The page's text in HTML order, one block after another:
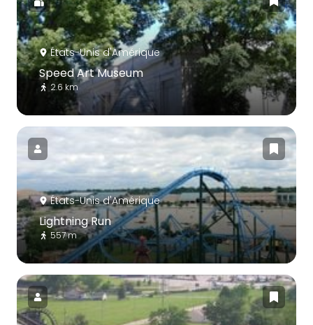
États-Unis d'Amérique
Speed Art Museum
2.6 km
États-Unis d'Amérique
Lightning Run
557 m